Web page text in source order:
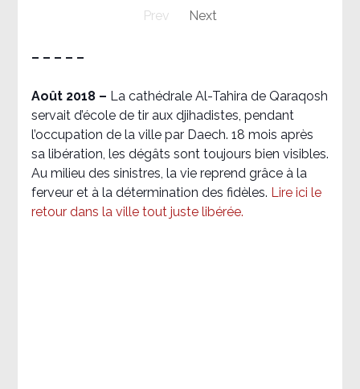
Prev Next
– – – – –
Août 2018 – La cathédrale Al-Tahira de Qaraqosh
servait d’école de tir aux djihadistes, pendant
l’occupation de la ville par Daech. 18 mois après
sa libération, les dégâts sont toujours bien visibles.
Au milieu des sinistres, la vie reprend grâce à la
ferveur et à la détermination des fidèles. Lire ici le
retour dans la ville tout juste libérée.